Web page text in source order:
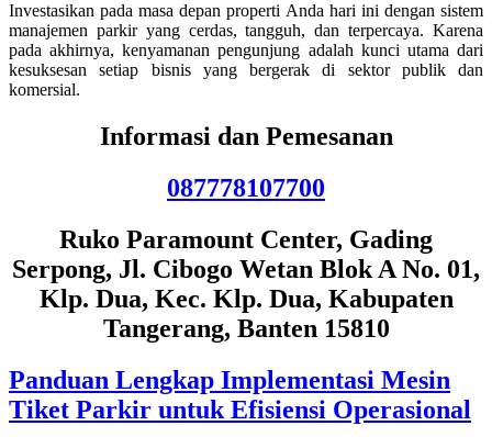
Investasikan pada masa depan properti Anda hari ini dengan sistem
manajemen parkir yang cerdas, tangguh, dan terpercaya. Karena
pada akhirnya, kenyamanan pengunjung adalah kunci utama dari
kesuksesan setiap bisnis yang bergerak di sektor publik dan
komersial.
Informasi dan Pemesanan
087778107700
Ruko Paramount Center, Gading
Serpong, Jl. Cibogo Wetan Blok A No. 01,
Klp. Dua, Kec. Klp. Dua, Kabupaten
Tangerang, Banten 15810
Panduan Lengkap Implementasi Mesin
Tiket Parkir untuk Efisiensi Operasional